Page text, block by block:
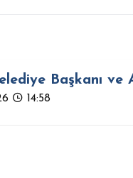
Başkanı ve
14:58